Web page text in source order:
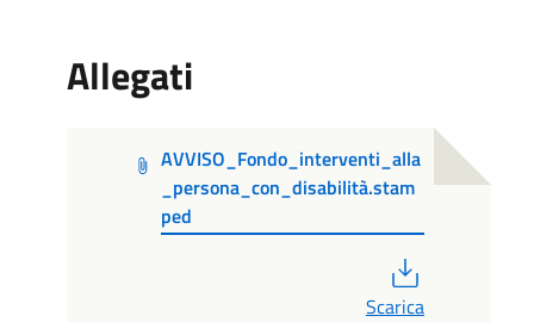
Allegati
AVVISO_Fondo_interventi_alla
_persona_con_disabilità.stam
ped
Scarica